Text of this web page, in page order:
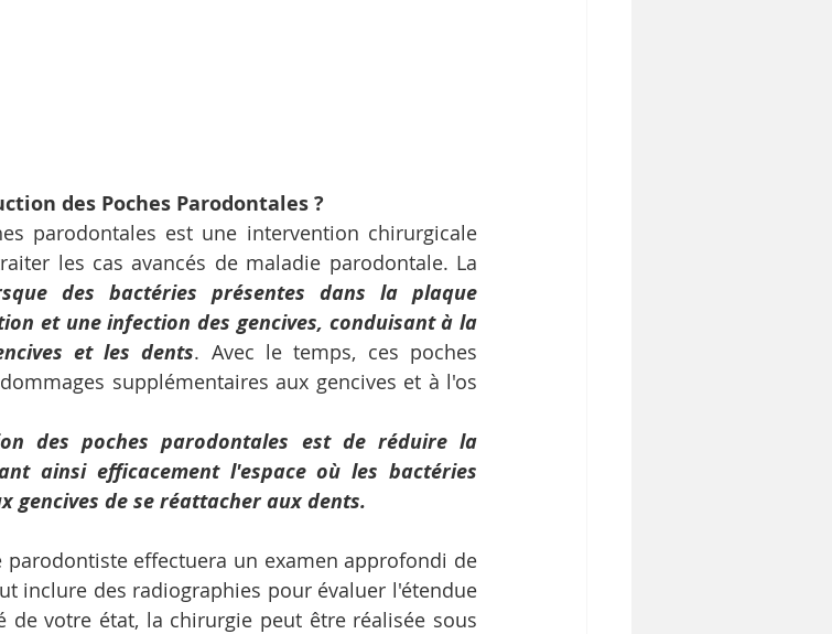
des Poches Parodontales ?
parodontales est une intervention chirurgicale
des bactéries présentes dans la plaque
et une infection des gencives, conduisant à la
et les dents. Avec le temps, ces poches
supplémentaires aux gencives et à l'os
des poches parodontales est de réduire la
ainsi efficacement l'espace où les bactéries
de se réattacher aux dents.
parodontiste effectuera un examen approfondi de
inclure des radiographies pour évaluer l'étendue
de votre état, la chirurgie peut être réalisée sous